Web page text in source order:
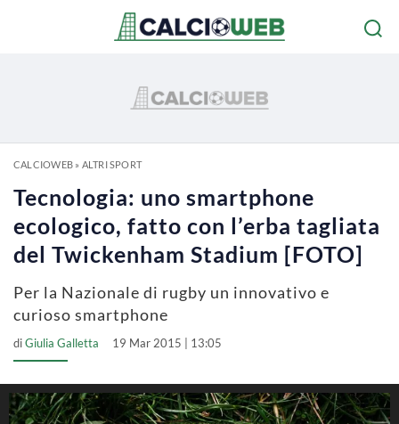
CALCIOWEB» ALTRI SPORT
Tecnologia: uno smartphone
ecologico, fatto con l’erba tagliata
del Twickenham Stadium [FOTO]
Per la Nazionale di rugby un innovativo e
curioso smartphone
diGiulia Galletta 19 Mar 2015 | 13:05